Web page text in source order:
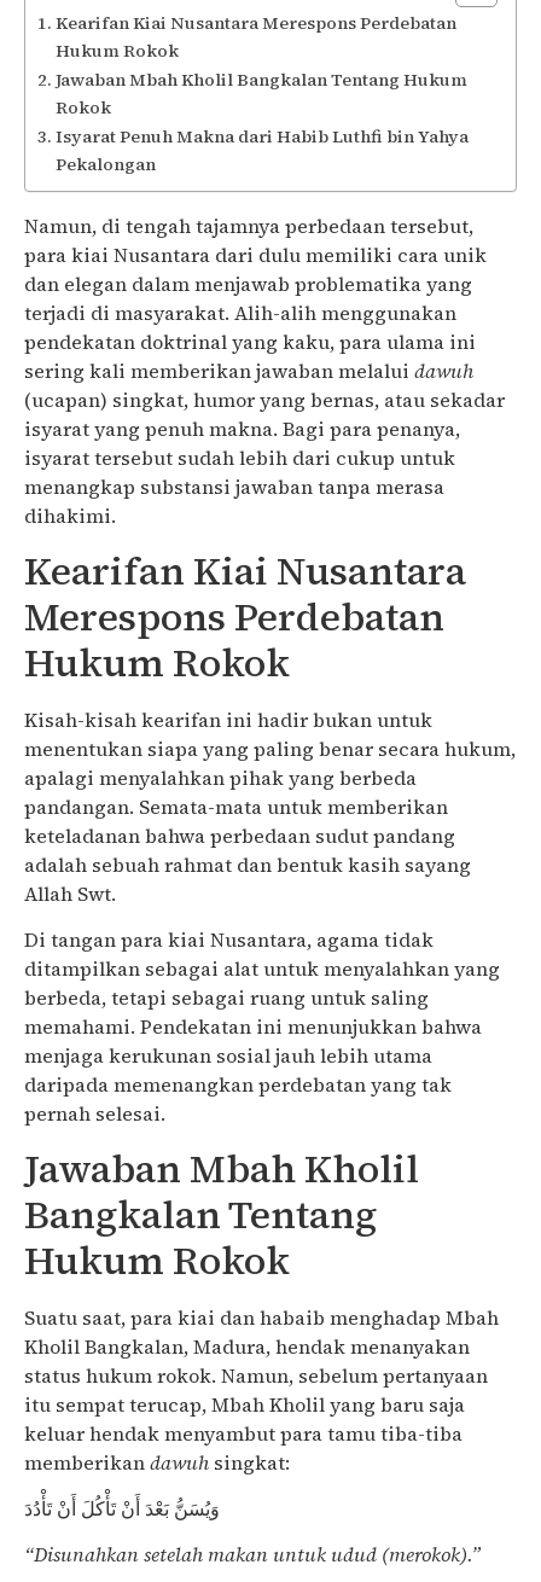
Kearifan Kiai Nusantara Merespons Perdebatan
Hukum Rokok
Jawaban Mbah Kholil Bangkalan Tentang Hukum
Rokok
Isyarat Penuh Makna dari Habib Luthfi bin Yahya
Pekalongan
Namun, di tengah tajamnya perbedaan tersebut,
para kiai Nusantara dari dulu memiliki cara unik
dan elegan dalam menjawab problematika yang
terjadi di masyarakat. Alih-alih menggunakan
pendekatan doktrinal yang kaku, para ulama ini
sering kali memberikan jawaban melalui dawuh
(ucapan) singkat, humor yang bernas, atau sekadar
isyarat yang penuh makna. Bagi para penanya,
isyarat tersebut sudah lebih dari cukup untuk
menangkap substansi jawaban tanpa merasa
dihakimi.
Kearifan Kiai Nusantara
Merespons Perdebatan
Hukum Rokok
Kisah-kisah kearifan ini hadir bukan untuk
menentukan siapa yang paling benar secara hukum,
apalagi menyalahkan pihak yang berbeda
pandangan. Semata-mata untuk memberikan
keteladanan bahwa perbedaan sudut pandang
adalah sebuah rahmat dan bentuk kasih sayang
Allah Swt.
Di tangan para kiai Nusantara, agama tidak
ditampilkan sebagai alat untuk menyalahkan yang
berbeda, tetapi sebagai ruang untuk saling
memahami. Pendekatan ini menunjukkan bahwa
menjaga kerukunan sosial jauh lebih utama
daripada memenangkan perdebatan yang tak
pernah selesai.
Jawaban Mbah Kholil
Bangkalan Tentang
Hukum Rokok
Suatu saat, para kiai dan habaib menghadap Mbah
Kholil Bangkalan, Madura, hendak menanyakan
status hukum rokok. Namun, sebelum pertanyaan
itu sempat terucap, Mbah Kholil yang baru saja
keluar hendak menyambut para tamu tiba-tiba
memberikandawuh singkat:
وَيُسَنُّ بَعْدَ أَنْ تَأْكُلَ أَنْ تَأْدُدَ
“Disunahkan setelah makan untuk udud (merokok).”